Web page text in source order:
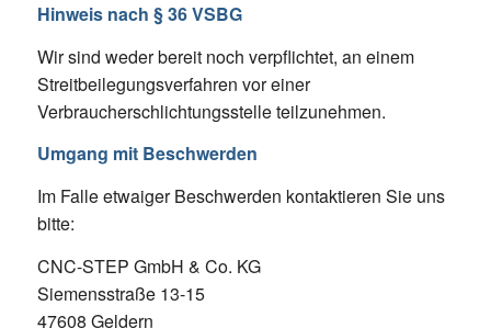
Hinweis nach § 36 VSBG
Wir sind weder bereit noch verpflichtet, an einem
Streitbeilegungsverfahren vor einer
Verbraucherschlichtungsstelle teilzunehmen.
Umgang mit Beschwerden
Im Falle etwaiger Beschwerden kontaktieren Sie uns
bitte:
CNC-STEP GmbH & Co. KG
Siemensstraße 13-15
47608 Geldern